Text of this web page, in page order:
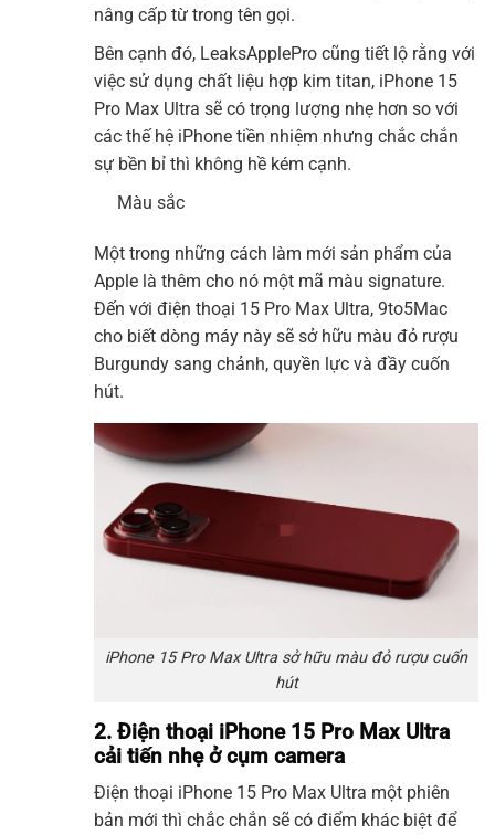
nâng cấp từ trong tên gọi.
Bên cạnh đó, LeaksApplePro cũng tiết lộ rằng với
việc sử dụng chất liệu hợp kim titan, iPhone 15
Pro Max Ultra sẽ có trọng lượng nhẹ hơn so với
các thế hệ iPhone tiền nhiệm nhưng chắc chắn
sự bền bỉ thì không hề kém cạnh.
Màu sắc
Một trong những cách làm mới sản phẩm của
Apple là thêm cho nó một mã màu signature.
Đến với điện thoại 15 Pro Max Ultra, 9to5Mac
cho biết dòng máy này sẽ sở hữu màu đỏ rượu
Burgundy sang chảnh, quyền lực và đầy cuốn
hút.
iPhone 15 Pro Max Ultra sở hữu màu đỏ rượu cuốn
hút
2. Điện thoại iPhone 15 Pro Max Ultra
cải tiến nhẹ ở cụm camera
Điện thoại iPhone 15 Pro Max Ultra một phiên
bản mới thì chắc chắn sẽ có điểm khác biệt để